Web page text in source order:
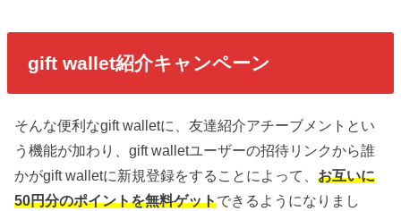
gift wallet紹介キャンペーン
そんな便利なgift walletに、友達紹介アチーブメントとい
う機能が加わり、gift walletユーザーの招待リンクから誰
かがgift walletに新規登録をすることによって、お互いに
50円分のポイントを無料ゲットできるようになりまし